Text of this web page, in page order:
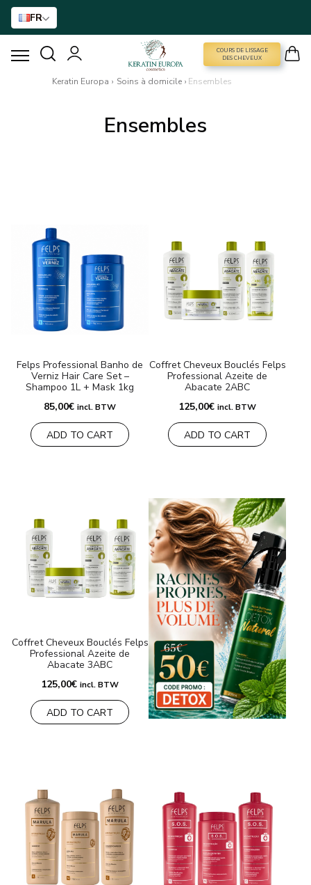
FR
COURS DE LISSAGE
DES CHEVEUX
COURS DE LISSAGE DES CHEVEUX
NANO GOLD
ACCESSOIRES
Livraison et Paiement
Questions fréquemment posées
Contactez nous
Keratin Europa › Soins à domicile › Ensembles
Ensembles
Felps Professional Banho de
Verniz Hair Care Set –
Shampoo 1L + Mask 1kg
85,00€ incl. BTW
ADD TO CART
Coffret Cheveux Bouclés Felps
Professional Azeite de
Abacate 2ABC
125,00€ incl. BTW
ADD TO CART
Coffret Cheveux Bouclés Felps
Professional Azeite de
Abacate 3ABC
125,00€ incl. BTW
ADD TO CART